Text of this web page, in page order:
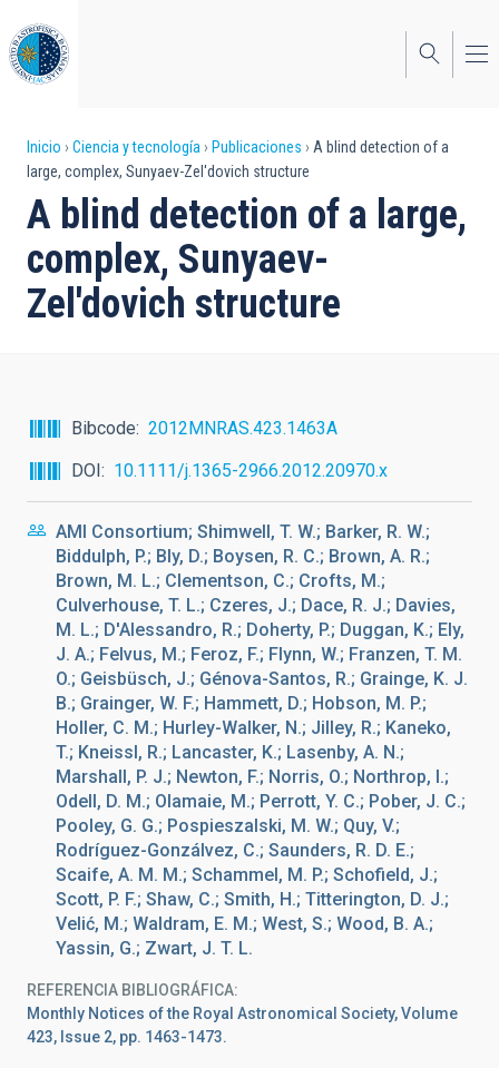
al
contenido
principal
Sobrescribir
enlaces
de
ayuda
a
Inicio Ciencia y tecnología Publicaciones
A blind detection of a
large, complex, Sunyaev-Zel'dovich structure
A blind detection of a large,
complex, Sunyaev-
Zel'dovich structure
Bibcode
2012MNRAS.423.1463A
DOI
10.1111/j.1365-2966.2012.20970.x
AMI Consortium; Shimwell, T. W.; Barker, R. W.;
Biddulph, P.; Bly, D.; Boysen, R. C.; Brown, A. R.;
Brown, M. L.; Clementson, C.; Crofts, M.;
Culverhouse, T. L.; Czeres, J.; Dace, R. J.; Davies,
M. L.; D'Alessandro, R.; Doherty, P.; Duggan, K.; Ely,
J. A.; Felvus, M.; Feroz, F.; Flynn, W.; Franzen, T. M.
O.; Geisbüsch, J.; Génova-Santos, R.; Grainge, K. J.
B.; Grainger, W. F.; Hammett, D.; Hobson, M. P.;
Holler, C. M.; Hurley-Walker, N.; Jilley, R.; Kaneko,
T.; Kneissl, R.; Lancaster, K.; Lasenby, A. N.;
Marshall, P. J.; Newton, F.; Norris, O.; Northrop, I.;
Odell, D. M.; Olamaie, M.; Perrott, Y. C.; Pober, J. C.;
Pooley, G. G.; Pospieszalski, M. W.; Quy, V.;
Rodríguez-Gonzálvez, C.; Saunders, R. D. E.;
Scaife, A. M. M.; Schammel, M. P.; Schofield, J.;
Scott, P. F.; Shaw, C.; Smith, H.; Titterington, D. J.;
Velić, M.; Waldram, E. M.; West, S.; Wood, B. A.;
Yassin, G.; Zwart, J. T. L.
REFERENCIA BIBLIOGRÁFICA
Monthly Notices of the Royal Astronomical Society, Volume
423, Issue 2, pp. 1463-1473.